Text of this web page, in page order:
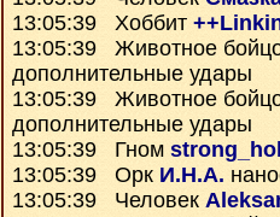
13:05:39 Хоббит
13:05:39 Животное
дополнительные удары
13:05:39 Животное
дополнительные удары
13:05:39 Гном
13:05:39 Орк И.Н.А.
13:05:39 Человек